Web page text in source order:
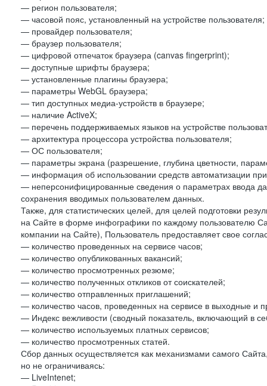
— регион пользователя;
— часовой пояс, установленный на устройстве пользователя;
— провайдер пользователя;
— браузер пользователя;
— цифровой отпечаток браузера (canvas fingerprint);
— доступные шрифты браузера;
— установленные плагины браузера;
— параметры WebGL браузера;
— тип доступных медиа-устройств в браузере;
— наличие ActiveX;
— перечень поддерживаемых языков на устройстве
— архитектура процессора устройства пользователя;
— ОС пользователя;
— параметры экрана (разрешение, глубина цветности,
— информация об использовании средств автоматизации
— неперсонифицированные сведения о параметрах ввода
сохранения вводимых пользователем данных.
Также, для статистических целей, для целей подготовки
на Сайте в форме инфографики по каждому пользователю
компании на Сайте), Пользователь предоставляет свое
— количество проведенных на сервисе часов;
— количество опубликованных вакансий;
— количество просмотренных резюме;
— количество полученных откликов от соискателей;
— количество отправленных приглашений;
— количество часов, проведенных на сервисе в выходные и
— Индекс вежливости (сводный показатель, включающий в
— количество используемых платных сервисов;
— количество просмотренных статей.
Сбор данных осуществляется как механизмами самого
но не ограничиваясь:
— LiveIntenet;